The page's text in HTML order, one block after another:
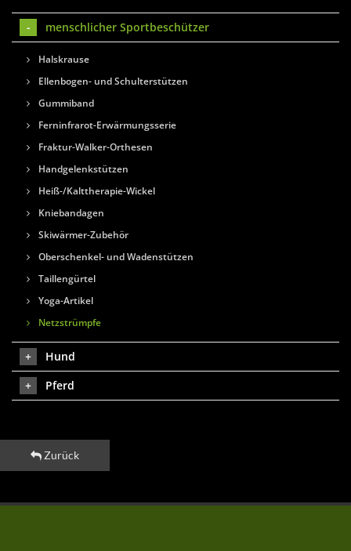
menschlicher Sportbeschützer
Halskrause
Ellenbogen- und Schulterstützen
Gummiband
Ferninfrarot-Erwärmungsserie
Fraktur-Walker-Orthesen
Handgelenkstützen
Heiß-/Kalttherapie-Wickel
Kniebandagen
Skiwärmer-Zubehör
Oberschenkel- und Wadenstützen
Taillengürtel
Yoga-Artikel
Netzstrümpfe
Hund
Pferd
Zurück